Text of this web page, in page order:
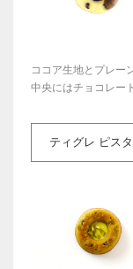
ココア生地とプレー
中央にはチョコレー
ティグレ ピス